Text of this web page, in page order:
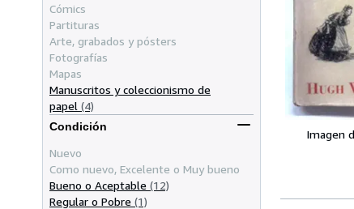
Cómics
Partituras
Arte, grabados y pósters
Fotografías
Mapas
Manuscritos y coleccionismo de
papel (4)
Condición
Nuevo
Como nuevo, Excelente o Muy bueno
Bueno o Aceptable (12)
Regular o Pobre (1)
Imagen